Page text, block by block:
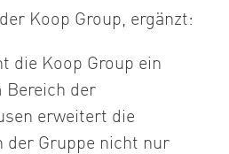
Koop Group, ergänzt:
die Koop Group ein
Bereich der
erweitert die
der Gruppe nicht nur